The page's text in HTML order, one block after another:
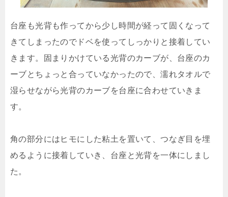
台座も光背も作ってから少し時間が経って固くなって
きてしまったのでドベを使ってしっかりと接着してい
きます。固まりかけている光背のカーブが、台座のカ
ーブとちょっと合っていなかったので、濡れタオルで
湿らせながら光背のカーブを台座に合わせていきま
す。
角の部分にはヒモにした粘土を置いて、つなぎ目を埋
めるように接着していき、台座と光背を一体にしまし
た。